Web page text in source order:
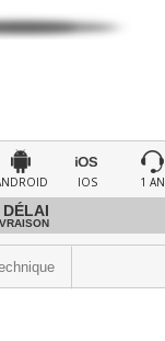
IOS 1 AN
DÉLAI